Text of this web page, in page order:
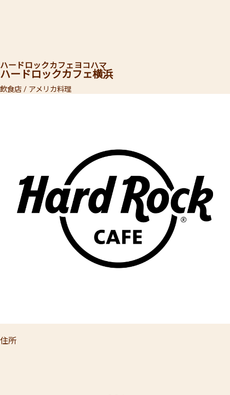
ハードロックカフェ横浜
ハードロックカフェ ヨコハマ
飲食店 / アメリカ料理
住所